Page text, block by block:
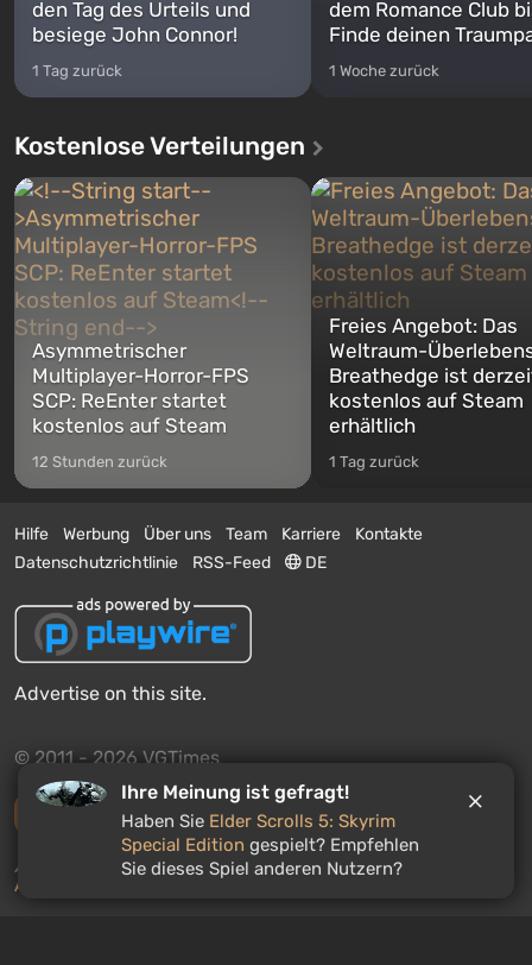
den Tag des Urteils und
besiege John Connor!
1 Tag zurück
dem Romance Club
Finde deinen
1 Woche zurück
Kostenlose Verteilungen
Asymmetrischer
Multiplayer-Horror-FPS
SCP: ReEnter startet
kostenlos auf Steam
12 Stunden zurück
Freies Angebot: Das
Weltraum-
Breathedge ist
kostenlos auf Steam
erhältlich
1 Tag zurück
Hilfe Werbung Über uns Team Karriere
Kontakte
Datenschutzrichtlinie
RSS-Feed DE
Advertise on this site.
© 2011 - 2026 VGTimes
Vollständige Version
Push-Benachrichtigungen über Nachrichten:
Aktivieren
Ihre Meinung ist gefragt!
Haben Sie Elder Scrolls 5: Skyrim
Special Edition gespielt? Empfehlen
Sie dieses Spiel anderen Nutzern?